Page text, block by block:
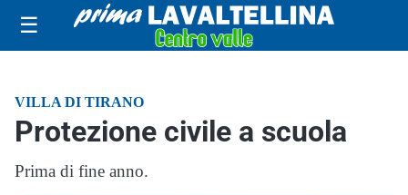
☰
VILLA DI TIRANO
Protezione civile a scuola
Prima di fine anno.